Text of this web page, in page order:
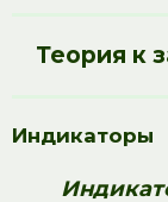
Теория к
Индикаторы